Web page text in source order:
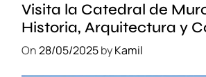
Visita la Catedral de
Historia, Arquitectura y
On28/05/2025byKamil